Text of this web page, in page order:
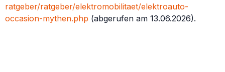
ratgeber/ratgeber/elektromobilitaet/elektroauto-
occasion-mythen.php (abgerufen am 13.06.2026).